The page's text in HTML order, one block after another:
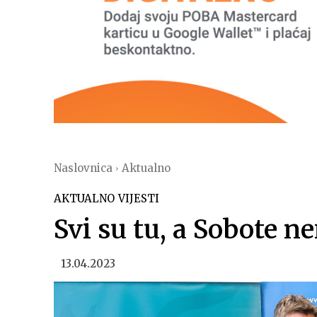
Naslovnica Aktualno
AKTUALNO VIJESTI
Svi su tu, a Sobote
13.04.2023